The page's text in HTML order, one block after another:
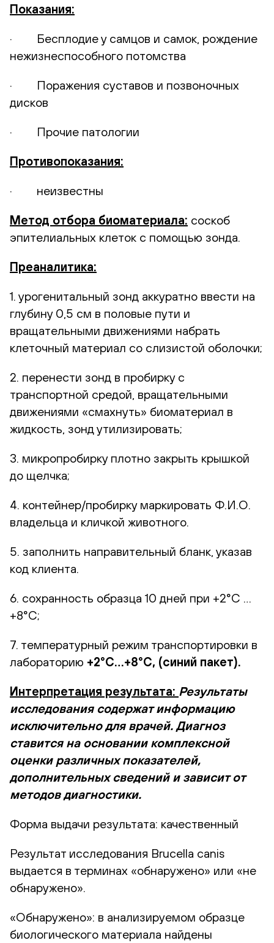
Показания:
· Бесплодие у самцов и самок, рождение
нежизнеспособного потомства
· Поражения суставов и позвоночных
дисков
· Прочие патологии
Противопоказания:
· неизвестны
Метод отбора биоматериала: соскоб
эпителиальных клеток с помощью зонда.
Преаналитика:
1. урогенитальный зонд аккуратно ввести на
глубину 0,5 см в половые пути и
вращательными движениями набрать
клеточный материал со слизистой оболочки;
2. перенести зонд в пробирку с
транспортной средой, вращательными
движениями «смахнуть» биоматериал в
жидкость, зонд утилизировать;
3. микропробирку плотно закрыть крышкой
до щелчка;
4. контейнер/пробирку маркировать Ф.И.О.
владельца и кличкой животного.
5. заполнить направительный бланк, указав
код клиента.
6. сохранность образца 10 дней при +2°С …
+8°С;
7. температурный режим транспортировки в
лабораторию +2°С…+8°С, (синий пакет).
Интерпретация результата: Результаты
исследования содержат информацию
исключительно для врачей. Диагноз
ставится на основании комплексной
оценки различных показателей,
дополнительных сведений и зависит от
методов диагностики.
Форма выдачи результата: качественный
Результат исследования Brucella canis
выдается в терминах «обнаружено» или «не
обнаружено».
«Обнаружено»: в анализируемом образце
биологического материала найдены